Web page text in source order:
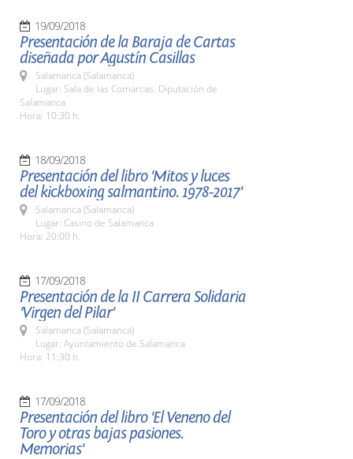
19/09/2018
Presentación de la Baraja de Cartas
diseñada por Agustín Casillas
Salamanca (Salamanca)
Lugar: Sala de las Comarcas. Diputación de
Salamanca
Hora: 10:30 h.
18/09/2018
Presentación del libro 'Mitos y luces
del kickboxing salmantino. 1978-2017'
Salamanca (Salamanca)
Lugar: Casino de Salamanca
Hora: 20:00 h.
17/09/2018
Presentación de la II Carrera Solidaria
'Virgen del Pilar'
Salamanca (Salamanca)
Lugar: Ayuntamiento de Salamanca
Hora: 11:30 h.
17/09/2018
Presentación del libro 'El Veneno del
Toro y otras bajas pasiones.
Memorias'